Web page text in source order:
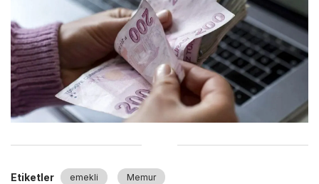
Etiketler emekli Memur